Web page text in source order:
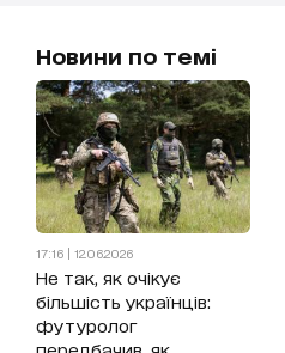
Новини по темі
17:16 | 12.06.2026
Не так, як очікує
більшість українців:
футуролог